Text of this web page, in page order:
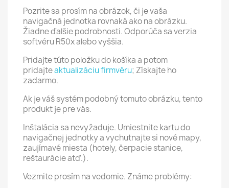
Pozrite sa prosím na obrázok, či je vaša
navigačná jednotka rovnaká ako na obrázku.
Žiadne ďalšie podrobnosti. Odporúča sa verzia
softvéru R50x alebo vyššia.
Pridajte túto položku do košíka a potom
pridajteaktualizáciu firmvéru; Získajte ho
zadarmo.
Ak je váš systém podobný tomuto obrázku, tento
produkt je pre vás.
Inštalácia sa nevyžaduje. Umiestnite kartu do
navigačnej jednotky a vychutnajte si nové mapy,
zaujímavé miesta (hotely, čerpacie stanice,
reštaurácie atď.).
Vezmite prosím na vedomie. Známe problémy: